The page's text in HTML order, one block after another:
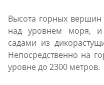
Высота горных вершин
над уровнем моря,
садами из
Непосредственно на
уровне до 2300 метров.